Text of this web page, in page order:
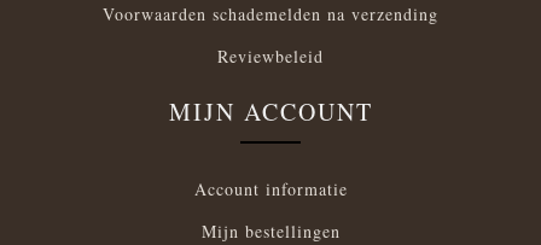
Voorwaarden schademelden na verzending
Reviewbeleid
MIJN ACCOUNT
Account informatie
Mijn bestellingen